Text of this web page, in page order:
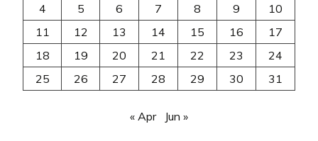
4
5 6 7 8 9
10
11
12 13 14 15 16
17
18
19 20 21 22 23
24
25
26 27 28 29 30 31
« Apr Jun »